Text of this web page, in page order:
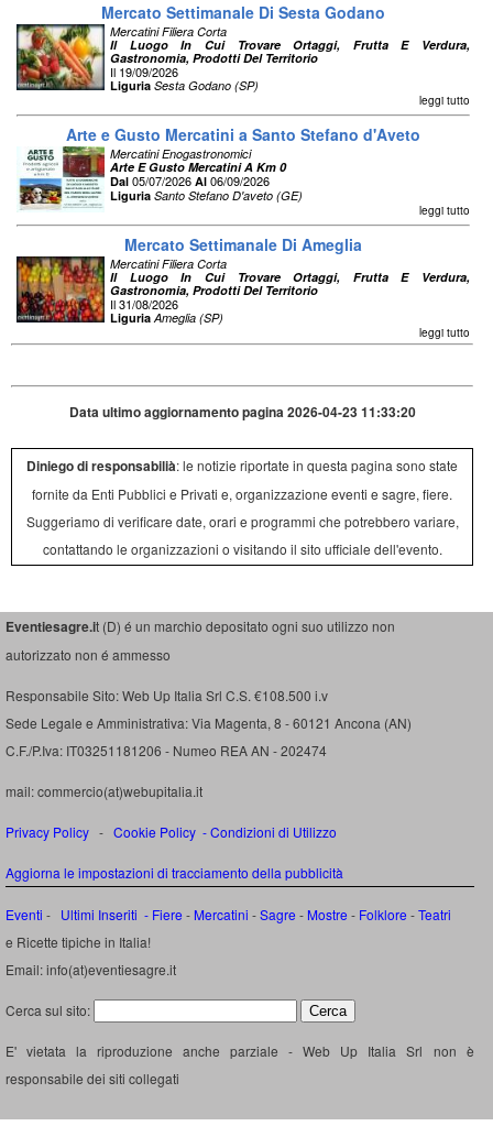
Mercato Settimanale Di Sesta Godano
Mercatini Filiera Corta
Il Luogo In Cui Trovare Ortaggi, Frutta E Verdura,
Gastronomia, Prodotti Del Territorio
Il 19/09/2026
Liguria Sesta Godano (SP)
leggi tutto
Arte e Gusto Mercatini a Santo Stefano d'Aveto
Mercatini Enogastronomici
Arte E Gusto Mercatini A Km 0
Dal 05/07/2026 Al 06/09/2026
Liguria Santo Stefano D'aveto (GE)
leggi tutto
Mercato Settimanale Di Ameglia
Mercatini Filiera Corta
Il Luogo In Cui Trovare Ortaggi, Frutta E Verdura,
Gastronomia, Prodotti Del Territorio
Il 31/08/2026
Liguria Ameglia (SP)
leggi tutto
Data ultimo aggiornamento pagina 2026-04-23 11:33:20
Diniego di responsabilià: le notizie riportate in questa pagina sono state
fornite da Enti Pubblici e Privati e, organizzazione eventi e sagre, fiere.
Suggeriamo di verificare date, orari e programmi che potrebbero variare,
contattando le organizzazioni o visitando il sito ufficiale dell'evento.
Eventiesagre.it (D) é un marchio depositato ogni suo utilizzo non
autorizzato non é ammesso
Responsabile Sito: Web Up Italia Srl C.S. €108.500 i.v
Sede Legale e Amministrativa: Via Magenta, 8 - 60121 Ancona (AN)
C.F./P.Iva: IT03251181206 - Numeo REA AN - 202474
mail: commercio(at)webupitalia.it
Privacy Policy - Cookie Policy -Condizioni di Utilizzo
Aggiorna le impostazioni di tracciamento della pubblicità
Eventi - Ultimi Inseriti - Fiere - Mercatini -Sagre - Mostre - Folklore -Teatri
e Ricette tipiche in Italia!
Email: info(at)eventiesagre.it
Cerca sul sito:
E' vietata la riproduzione anche parziale - Web Up Italia Srl non è
responsabile dei siti collegati